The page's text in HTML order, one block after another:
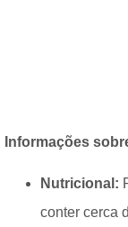
Informações
Nutricional:
conter cerca